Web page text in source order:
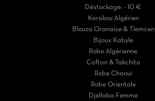
Déstockage: - 10 €
Karakou Algérien
Blouza Oranaise & Tlemcen
Bijoux Kabyle
Robe Algérienne
Caftan & Takchita
Robe Chaoui
Robe Orientale
Djellaba Femme